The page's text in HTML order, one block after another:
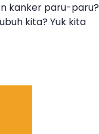
kanker paru-paru?
kita? Yuk kita